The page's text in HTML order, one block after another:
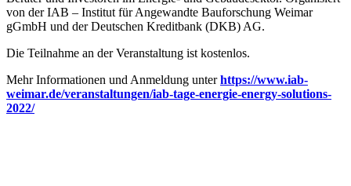
von der IAB – Institut für Angewandte Bauforschung Weimar
gGmbH und der Deutschen Kreditbank (DKB) AG.
Die Teilnahme an der Veranstaltung ist kostenlos.
Mehr Informationen und Anmeldung unterhttps://www.iab-
weimar.de/veranstaltungen/iab-tage-energie-energy-solutions-
2022/